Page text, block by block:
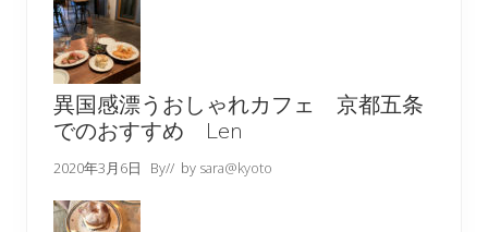
異国感漂うおしゃれカフェ 京都五条
でのおすすめ Len
2020年3月6日 By// by sara@kyoto